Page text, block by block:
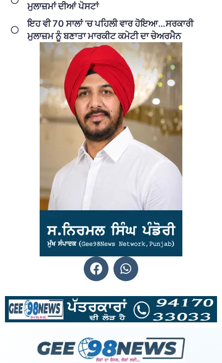
ਮੁਲਾਜ਼ਮਾਂ ਦੀਆਂ ਪੋਸਟਾਂ
ਇਹ ਵੀ 70 ਸਾਲਾਂ ‘ਚ ਪਹਿਲੀ ਵਾਰ ਹੋਇਆ…ਸਰਕਾਰੀ
ਮੁਲਾਜ਼ਮ ਨੂੰ ਬਣਾਤਾ ਮਾਰਕੀਟ ਕਮੇਟੀ ਦਾ ਚੇਅਰਮੈਨ